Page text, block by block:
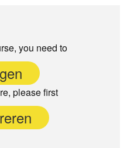
you need to
please first